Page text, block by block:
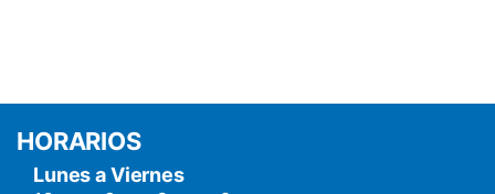
HORARIOS
Lunes a Viernes